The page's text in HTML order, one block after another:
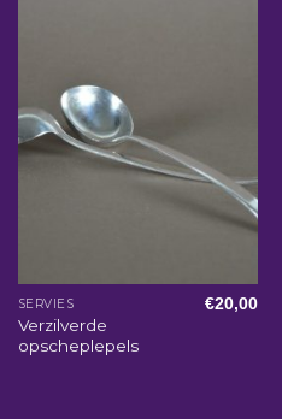
SERVIES
Verzilverde
opscheplepels
€20,00